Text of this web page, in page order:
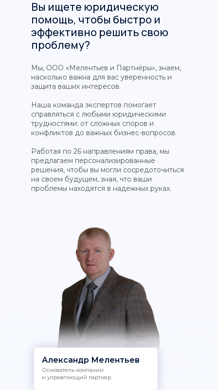
Вы ищете юридическую
помощь, чтобы быстро и
эффективно решить свою
проблему?
Мы, ООО «Мелентьев и Партнёры», знаем,
насколько важна для вас уверенность и
защита ваших интересов.
Наша команда экспертов помогает
справляться с любыми юридическими
трудностями: от сложных споров и
конфликтов до важных бизнес-вопросов.
Работая по 26 направлениям права, мы
предлагаем персонализированные
решения, чтобы вы могли сосредоточиться
на своем будущем, зная, что ваши
проблемы находятся в надежных руках.
Александр Мелентьев
Основатель компании
и управляющий партнёр